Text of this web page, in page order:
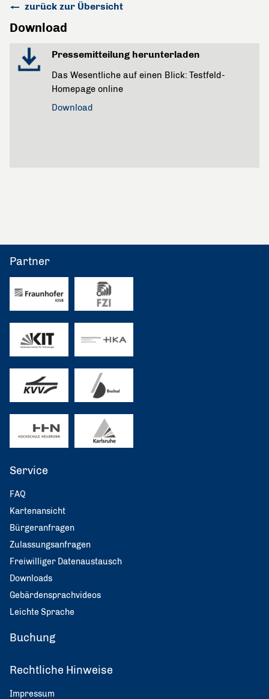
zurück zur Übersicht
Download
Pressemitteilung herunterladen
Das Wesentliche auf einen Blick: Testfeld-
Homepage online
Download
Partner
Service
FAQ
Kartenansicht
Bürgeranfragen
Zulassungsanfragen
Freiwilliger Datenaustausch
Downloads
Gebärdensprachvideos
Leichte Sprache
Buchung
Rechtliche Hinweise
Impressum